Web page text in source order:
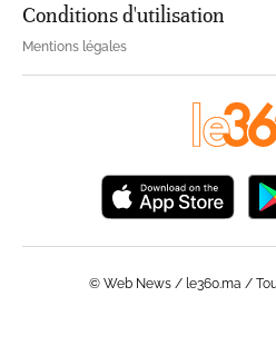
Conditions d'utilisation
Mentions légales
© Web News / le360.ma /